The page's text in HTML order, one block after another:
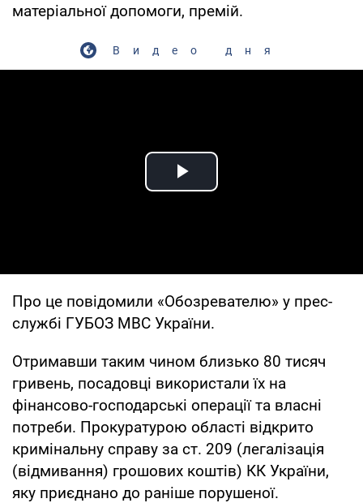
матеріальної допомоги, премій.
Видео дня
Play Video
Про це повідомили «Обозревателю» у прес-
службі ГУБОЗ МВС України.
Отримавши таким чином близько 80 тисяч
гривень, посадовці використали їх на
фінансово-господарські операції та власні
потреби. Прокуратурою області відкрито
кримінальну справу за ст. 209 (легалізація
(відмивання) грошових коштів) КК України,
яку приєднано до раніше порушеної.